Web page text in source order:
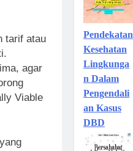
tarif atau
agar
Viable
Pendekatan
Kesehatan
Lingkunga
n Dalam
Pengendali
an Kasus
DBD